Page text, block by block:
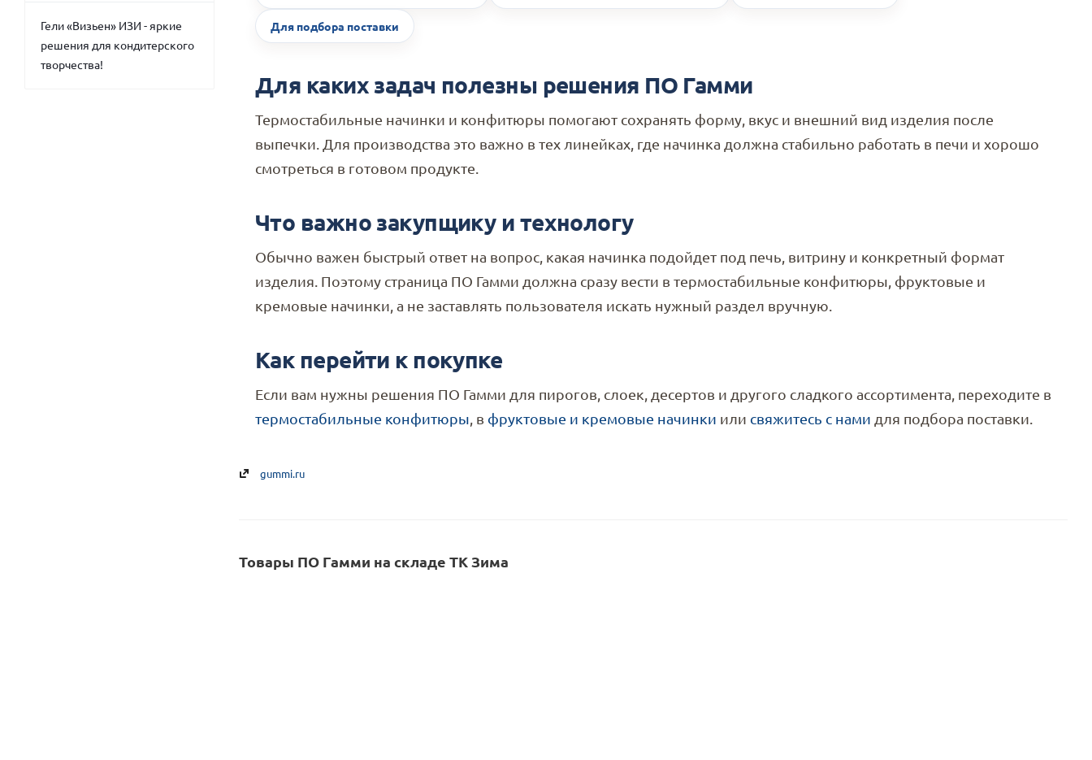
Для подбора поставки
Для каких задач полезны решения ПО Гамми
Термостабильные начинки и конфитюры помогают сохранять форму, вкус и внешний вид изделия после
выпечки. Для производства это важно в тех линейках, где начинка должна стабильно работать в печи и хорошо
смотреться в готовом продукте.
Что важно закупщику и технологу
Обычно важен быстрый ответ на вопрос, какая начинка подойдет под печь, витрину и конкретный формат
изделия. Поэтому страница ПО Гамми должна сразу вести в термостабильные конфитюры, фруктовые и
кремовые начинки, а не заставлять пользователя искать нужный раздел вручную.
Как перейти к покупке
Если вам нужны решения ПО Гамми для пирогов, слоек, десертов и другого сладкого ассортимента, переходите в
термостабильные конфитюры , в фруктовые и кремовые начинки или свяжитесь с нами для подбора поставки.
gummi.ru
Товары ПО Гамми на складе ТК Зима
Гели «Визьен» ИЗИ - яркие
решения для кондитерского
творчества!